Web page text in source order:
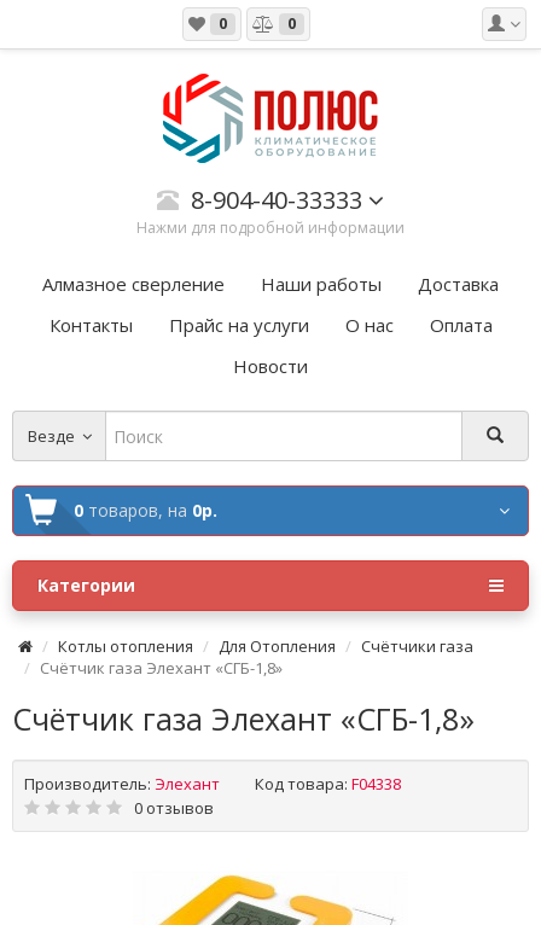
0 0
8-904-40-33333
Нажми для подробной информации
Алмазное сверление Наши работы
Доставка
Контакты
Прайс на услуги О нас
Оплата
Новости
Везде
0 товаров, на 0р.
Категории
Котлы отопления Для Отопления
Счётчики газа
Счётчик газа Элехант «СГБ-1,8»
Счётчик газа Элехант «СГБ-1,8»
Производитель: Элехант Код товара: F04338
0 отзывов